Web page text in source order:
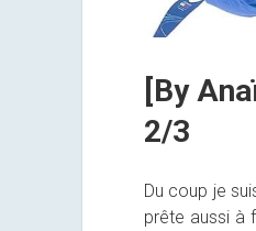
[By
2/3
Du coup je
prête aussi à